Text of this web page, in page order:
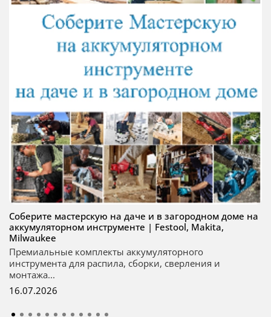
Соберите мастерскую на даче и в загородном доме на
аккумуляторном инструменте | Festool, Makita,
Milwaukee
Премиальные комплекты аккумуляторного
инструмента для распила, сборки, сверления и
монтажа...
16.07.2026